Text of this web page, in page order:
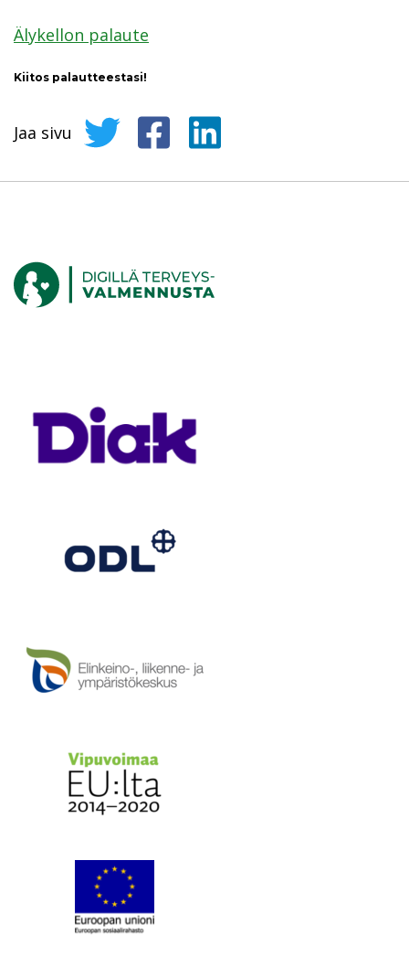
Älykellon palaute
Kiitos palautteestasi!
Jaa sivu Jaa sivu Twitterissä
Jaa sivu Facebookissa
Jaa sivu LinkedInissä